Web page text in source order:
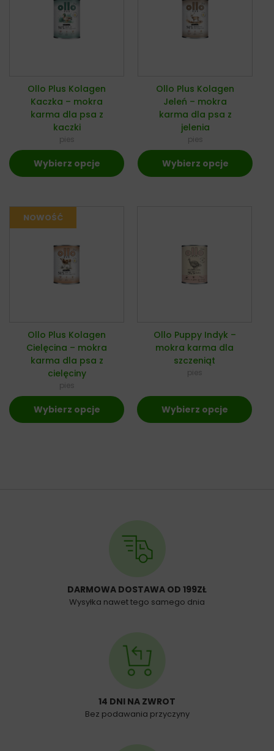
Ollo Plus Kolagen
Kaczka – mokra
karma dla psa z
kaczki
pies
Wybierz opcje
Ollo Plus Kolagen
Jeleń – mokra
karma dla psa z
jelenia
pies
Wybierz opcje
Ollo Plus Kolagen
Cielęcina – mokra
karma dla psa z
cielęciny
pies
Wybierz opcje
Ollo Puppy Indyk –
mokra karma dla
szczeniąt
pies
Wybierz opcje
DARMOWA DOSTAWA OD 199ZŁ
Wysyłka nawet tego samego dnia
14 DNI NA ZWROT
Bez podawania przyczyny